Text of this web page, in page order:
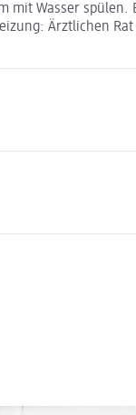
mit Wasser
Ärztlichen